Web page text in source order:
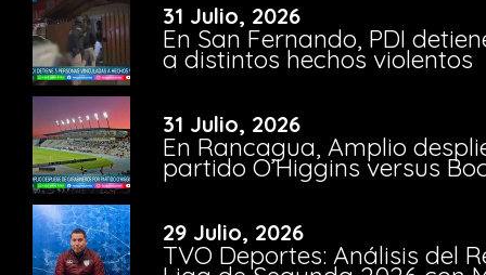
31 Julio, 2026
En San Fernando, PDI
a distintos hechos violentos
31 Julio, 2026
En Rancagua, Amplio
partido O’Higgins versus
29 Julio, 2026
TVO Deportes: Análisis del